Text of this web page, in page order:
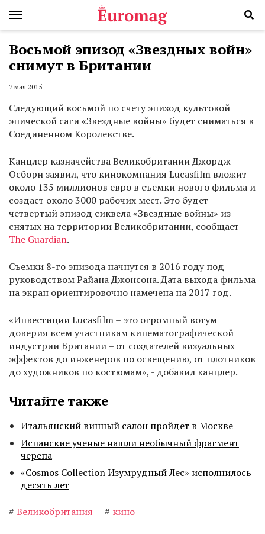
Восьмой эпизод «Звездных войн»
снимут в Британии
7 мая 2015
Следующий восьмой по счету эпизод культовой
эпической саги «Звездные войны» будет сниматься в
Соединенном Королевстве.
Канцлер казначейства Великобритании Джордж
Осборн заявил, что кинокомпания Lucasfilm вложит
около 135 миллионов евро в съемки нового фильма и
создаст около 3000 рабочих мест. Это будет
четвертый эпизод сиквела «Звездные войны» из
снятых на территории Великобритании, сообщает
The Guardian.
Съемки 8-го эпизода начнутся в 2016 году под
руководством Райана Джонсона. Дата выхода фильма
на экран ориентировочно намечена на 2017 год.
«Инвестиции Lucasfilm – это огромный вотум
доверия всем участникам кинематографической
индустрии Британии – от создателей визуальных
эффектов до инженеров по освещению, от плотников
до художников по костюмам», - добавил канцлер.
Читайте также
Итальянский винный салон пройдет в Москве
Испанские ученые нашли необычный фрагмент
черепа
«Cosmos Collection Изумрудный Лес» исполнилось
десять лет
# Великобритания # кино